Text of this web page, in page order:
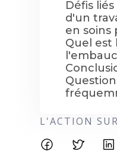
Défis
d'un
en soins
Quel est
L'ACTION SUR